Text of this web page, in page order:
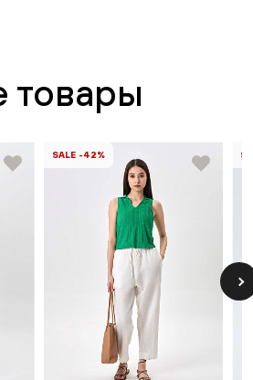
товары
SALE -42%